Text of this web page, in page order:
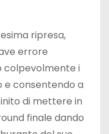
ripresa,
errore
colpevolmente i
e consentendo a
di mettere in
finale dando